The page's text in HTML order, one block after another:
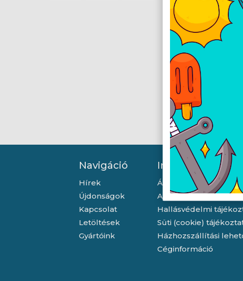
Navigáció
Hírek
Újdonságok
Kapcsolat
Letöltések
Gyártóink
Információ
Általános szerződési
Adatkezelési
Hallásvédelmi
Süti (cookie)
Házhozszállítási
Céginformáció